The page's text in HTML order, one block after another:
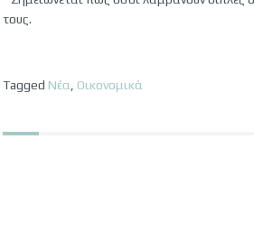
τους.
Tagged Νέα Οικονομικά